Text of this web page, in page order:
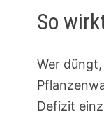
So
Wer
Defizit